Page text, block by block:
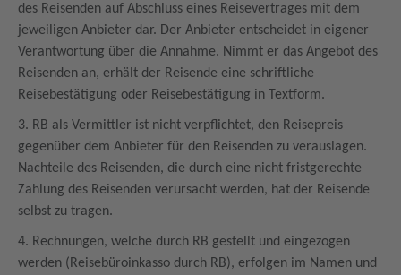
des Reisenden auf Abschluss eines Reisevertrages mit dem
jeweiligen Anbieter dar. Der Anbieter entscheidet in eigener
Verantwortung über die Annahme. Nimmt er das Angebot des
Reisenden an, erhält der Reisende eine schriftliche
Reisebestätigung oder Reisebestätigung in Textform.
3. RB als Vermittler ist nicht verpflichtet, den Reisepreis
gegenüber dem Anbieter für den Reisenden zu verauslagen.
Nachteile des Reisenden, die durch eine nicht fristgerechte
Zahlung des Reisenden verursacht werden, hat der Reisende
selbst zu tragen.
4. Rechnungen, welche durch RB gestellt und eingezogen
werden (Reisebüroinkasso durch RB), erfolgen im Namen und